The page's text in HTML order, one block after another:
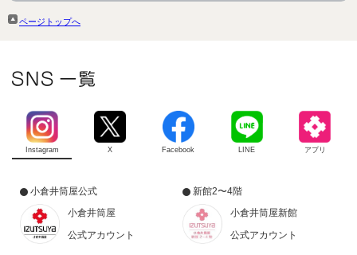
ページトップへ
Instagram X Facebook LINE アプリ
小倉井筒屋公式
小倉井筒屋
公式アカウント
新館2〜4階
小倉井筒屋新館
公式アカウント